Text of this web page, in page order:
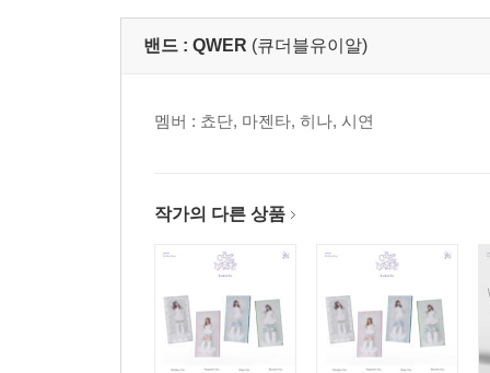
밴드 : QWER (큐더블유이알)
멤버 : 쵸단, 마젠타, 히나, 시연
작가의 다른 상품